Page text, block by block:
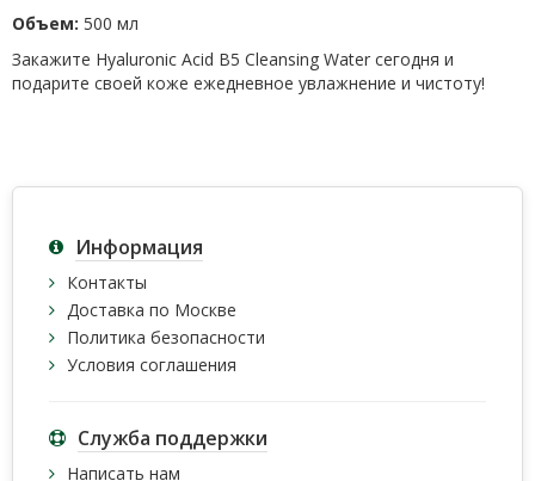
Объем: 500 мл
Закажите Hyaluronic Acid B5 Cleansing Water сегодня и
подарите своей коже ежедневное увлажнение и чистоту!
Информация
Контакты
Доставка по Москве
Политика безопасности
Условия соглашения
Служба поддержки
Написать нам